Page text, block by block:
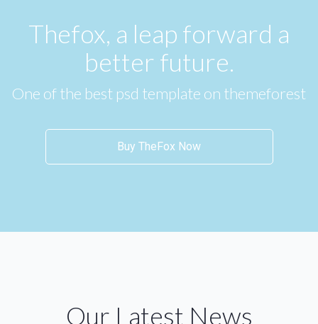
Thefox, a leap forward a
better future.
One of the best psd template on themeforest
Buy TheFox Now
Our Latest News